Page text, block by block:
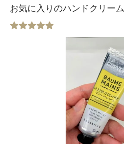
お気に入りのハンドクリーム